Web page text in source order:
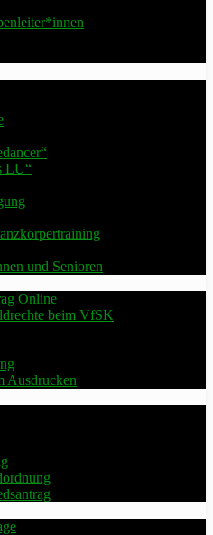
LU“
und Senioren
Online
beim VfSK
Ausdrucken